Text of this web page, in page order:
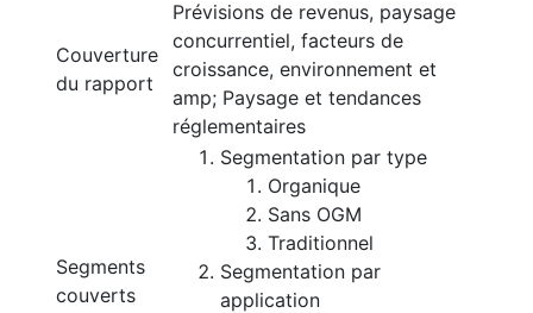
Couverture
du rapport
Prévisions de revenus, paysage
concurrentiel, facteurs de
croissance, environnement et
amp; Paysage et tendances
réglementaires
Segments
couverts
Segmentation par type
Organique
Sans OGM
Traditionnel
Segmentation par
application